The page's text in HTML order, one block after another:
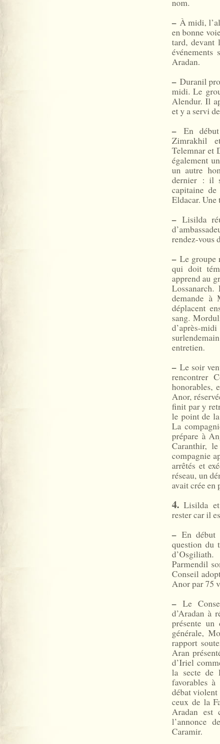
nom.
– À midi,
en bonne
tard, devant
Aradan.
– Duranil
midi. Le
Alendur. Il
et y a servi
– En
Zimrakhil
Telemnar et
également
un autre
dernier : il
capitaine
Eldacar.
– Lisilda
rendez-vous
– Le groupe
qui doit
apprend au
demande à
déplacent
sang.
d’après-
entretien.
– Le soir
rencontrer
honorables,
Anor,
finit par y
le point de
La
prépare à
Caranthir,
compagnie
arrêtés et
réseau, un
avait crée en
4. Lisilda
rester car il
– En début
question du
Parmendil
Conseil
Anor par 75
– Le
d’Aradan à
présente
générale,
rapport
Aran
d’Iriel
la secte de
favorables
débat violent
ceux de la
Aradan est
l’annonce
Caramir.